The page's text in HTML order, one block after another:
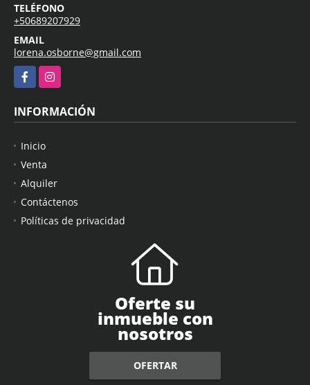
TELÉFONO
+50689207929
EMAIL
lorena.osborne@gmail.com
FacebookInstagram
INFORMACIÓN
Inicio
Venta
Alquiler
Contáctenos
Políticas de privacidad
Oferte su
inmueble con
nosotros
OFERTAR